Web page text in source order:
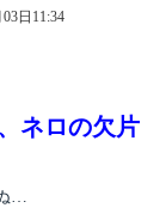
日11:34
ネロの欠片
…